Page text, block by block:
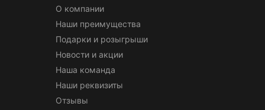
О компании
Наши преимущества
Подарки и розыгрыши
Новости и акции
Наша команда
Наши реквизиты
Отзывы